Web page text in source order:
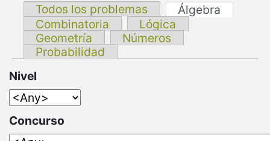
Todos los problemas
Álgebra
Combinatoria
Lógica
Geometría
Números
Probabilidad
Nivel
Concurso